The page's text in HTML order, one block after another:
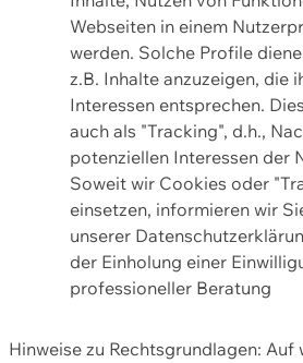
Webseiten in einem
werden. Solche Profile
z.B. Inhalte anzuzeigen, die
Interessen entsprechen.
auch als "Tracking", d.h.,
potenziellen Interessen der
Soweit wir Cookies oder
einsetzen, informieren wir
unserer
der Einholung einer
professioneller Beratung
Hinweise zu Rechtsgrundlagen: Auf